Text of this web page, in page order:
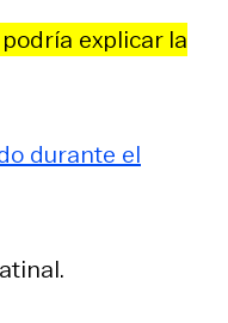
explicar la
durante el